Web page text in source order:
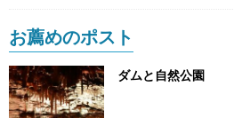
お薦めのポスト
ダムと自然公園